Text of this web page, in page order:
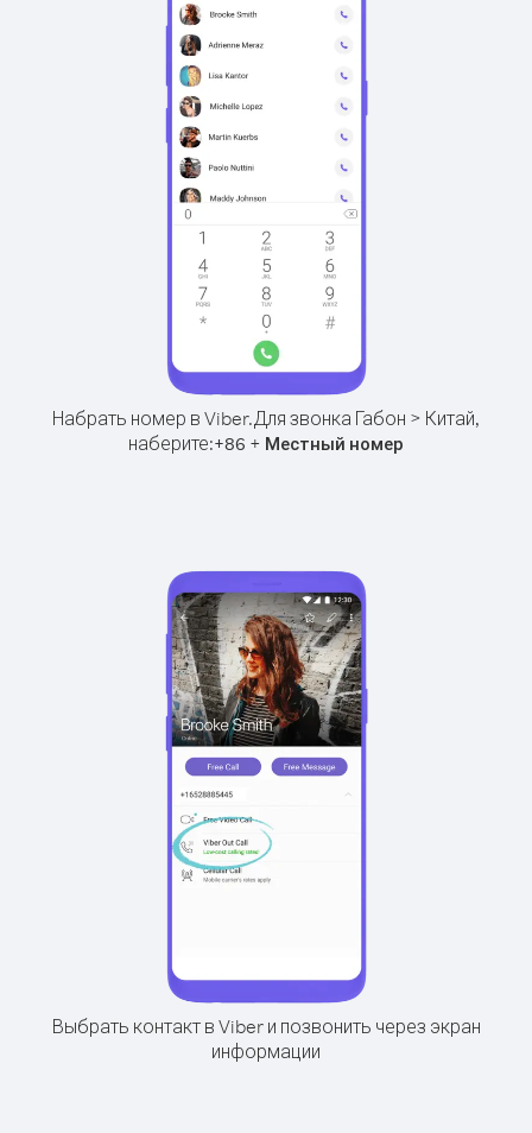
Набрать номер в Viber.Для звонка Габон > Китай,
наберите:+86 + Местный номер
Выбрать контакт в Viber и позвонить через экран
информации